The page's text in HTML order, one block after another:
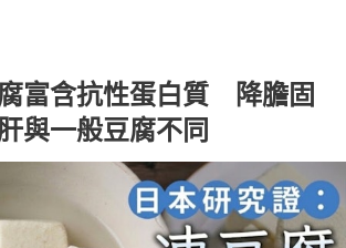
富含抗性蛋白質 降膽固
與一般豆腐不同